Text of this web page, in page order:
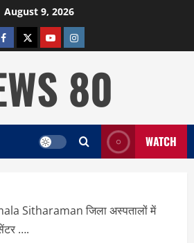
August 9, 2026
facebooktwitterYOUTUBE
instagram
80
WATCH
Sitharaman जिला अस्पतालों में
….